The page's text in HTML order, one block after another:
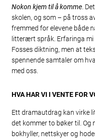
Nokon kjem til å komme.
skolen, og som – på tross
fremmed for elevene både
litterært språk. Erfaringa mi
Fosses diktning, men at
spennende samtaler om
med oss.
HVA HAR VI I VENTE FOR
Ett dramautdrag kan virke
det kommer to bøker til. Og
bokhyller, nettskyer og